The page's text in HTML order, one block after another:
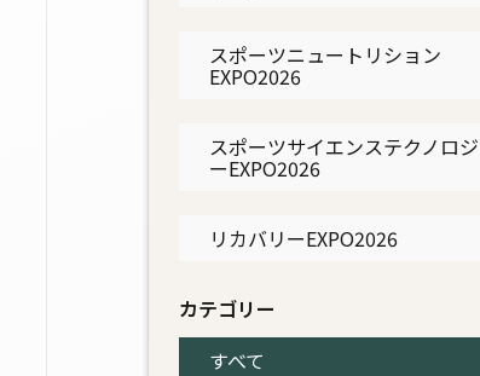
スポーツニュートリション
EXPO2026
スポーツサイエンステクノロジ
ーEXPO2026
リカバリーEXPO2026
カテゴリー
すべて